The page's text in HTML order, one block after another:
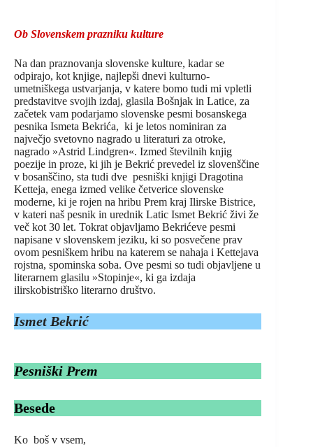
Ob Slovenskem prazniku kulture
Na dan praznovanja slovenske kulture, kadar se
odpirajo, kot knjige, najlepši dnevi kulturno-
umetniškega ustvarjanja, v katere bomo tudi mi vpletli
predstavitve svojih izdaj, glasila Bošnjak in Latice, za
začetek vam podarjamo slovenske pesmi bosanskega
pesnika Ismeta Bekrića, ki je letos nominiran za
največjo svetovno nagrado u literaturi za otroke,
nagrado »Astrid Lindgren«. Izmed številnih knjig
poezije in proze, ki jih je Bekrić prevedel iz slovenščine
v bosanščino, sta tudi dve pesniški knjigi Dragotina
Ketteja, enega izmed velike četverice slovenske
moderne, ki je rojen na hribu Prem kraj Ilirske Bistrice,
v kateri naš pesnik in urednik Latic Ismet Bekrić živi že
več kot 30 let. Tokrat objavljamo Bekrićeve pesmi
napisane v slovenskem jeziku, ki so posvečene prav
ovom pesniškem hribu na katerem se nahaja i Kettejava
rojstna, spominska soba. Ove pesmi so tudi objavljene u
literarnem glasilu »Stopinje«, ki ga izdaja
ilirskobistriško literarno društvo.
Ismet Bekrić
Pesniški Prem
Besede
Ko boš v vsem,